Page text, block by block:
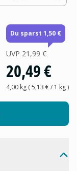
Du sparst 1,50 €
UVP 21,99 €
20,49 €
4,00 kg(5,13 €/ 1 kg)